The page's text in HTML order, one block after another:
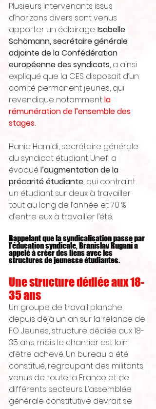
Plusieurs intervenants issus
d’horizons divers sont venus
apporter un éclairage. Isabelle
Schömann, secrétaire générale
adjointe de la Confédération
européenne des syndicats, a ainsi
expliqué que la CES disposait d’un
comité permanent jeunes, qui
revendique notamment la
rémunération de l’ensemble des
stages.
Hania Hamidi, secrétaire générale
du syndicat étudiant Unef, a
évoqué l’augmentation de la
précarité étudiante, qui contraint
un étudiant sur deux à travailler
tout au long de l’année et 70 %
d’entre eux à travailler l’été.
Rappelant que la syndicalisation passe par
l’éducation syndicale, Branislav Rugani a
appelé à créer des liens avec les
structures de jeunesse étudiantes.
Une structure dédiée aux 18-
35 ans
Un groupe de travail planche
depuis déjà un an sur la relance de
FO Jeunes, structure dédiée aux 18-
35 ans, mais le chantier est loin
d’être achevé. Un bureau a été
constitué, regroupant des militants
venus de toute la France et de
différents secteurs. L’assemblée
générale constitutive devrait se